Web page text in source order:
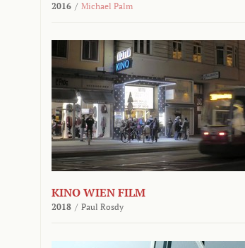
2016 / Michael Palm
KINO WIEN FILM
2018 / Paul Rosdy